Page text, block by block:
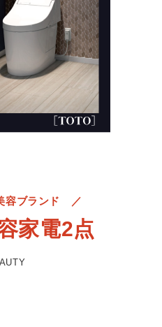
容ブランド ／
家電2点